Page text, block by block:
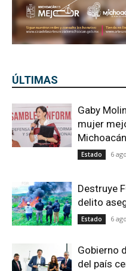
ÚLTIMAS
Gaby
mujer
Michoacán
Estado 6
Destruye
delito
Estado 6
Gobierno
del país